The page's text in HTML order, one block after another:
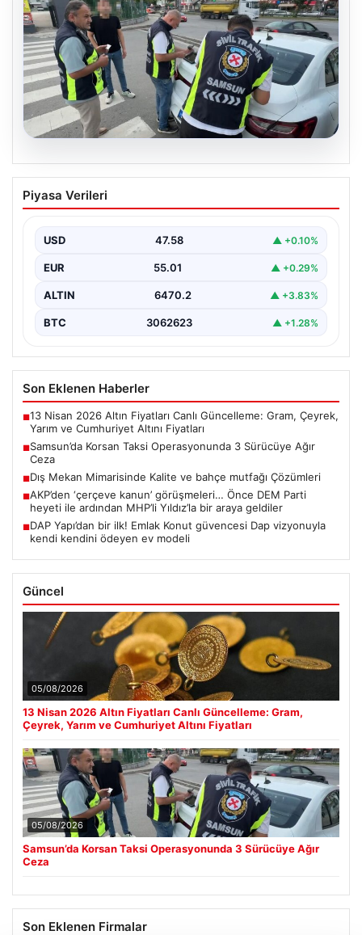
05.08.2026
Samsun’da Korsan Taksi
Operasyonunda 3 Sürücüye Ağır Ceza
yürütülen denetimler kapsamında, üç sürücüye toplam
300 bin…
Piyasa Verileri
USD 47.58 ▲ +0.10%
EUR 55.01 ▲ +0.29%
ALTIN 6470.2 ▲ +3.83%
BTC 3062623 ▲ +1.28%
Son Eklenen Haberler
■13 Nisan 2026 Altın Fiyatları Canlı Güncelleme: Gram, Çeyrek,
Yarım ve Cumhuriyet Altını Fiyatları
■Samsun’da Korsan Taksi Operasyonunda 3 Sürücüye Ağır
Ceza
■Dış Mekan Mimarisinde Kalite ve bahçe mutfağı Çözümleri
■AKP’den ‘çerçeve kanun’ görüşmeleri… Önce DEM Parti
heyeti ile ardından MHP’li Yıldız’la bir araya geldiler
■DAP Yapı’dan bir ilk! Emlak Konut güvencesi Dap vizyonuyla
kendi kendini ödeyen ev modeli
Güncel
05/08/2026
13 Nisan 2026 Altın Fiyatları Canlı Güncelleme: Gram,
Çeyrek, Yarım ve Cumhuriyet Altını Fiyatları
05/08/2026
Samsun’da Korsan Taksi Operasyonunda 3 Sürücüye Ağır
Ceza
Son Eklenen Firmalar